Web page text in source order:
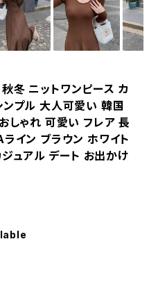
冬 ニットワンピース カ
ンプル 大人可愛い 韓国
しゃれ 可愛い フレア 長
イン ブラウン ホワイト
ュアル デート お出かけ